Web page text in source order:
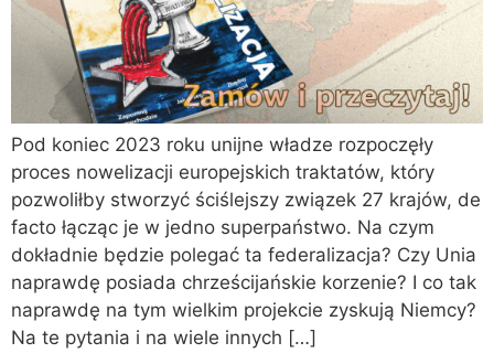
Pod koniec 2023 roku unijne władze rozpoczęły
proces nowelizacji europejskich traktatów, który
pozwoliłby stworzyć ściślejszy związek 27 krajów, de
facto łącząc je w jedno superpaństwo. Na czym
dokładnie będzie polegać ta federalizacja? Czy Unia
naprawdę posiada chrześcijańskie korzenie? I co tak
naprawdę na tym wielkim projekcie zyskują Niemcy?
Na te pytania i na wiele innych […]